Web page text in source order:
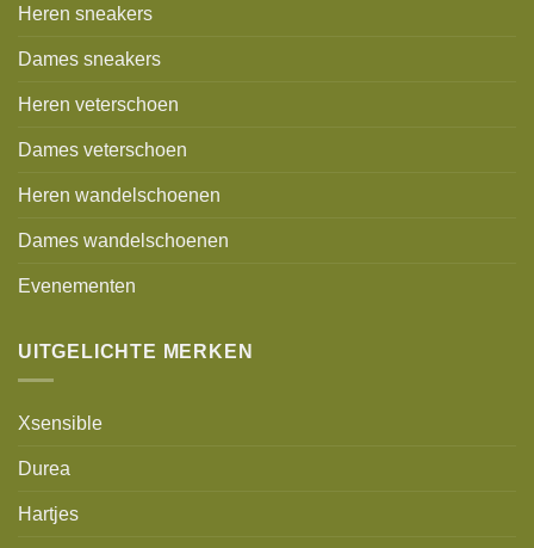
Heren sneakers
Dames sneakers
Heren veterschoen
Dames veterschoen
Heren wandelschoenen
Dames wandelschoenen
Evenementen
UITGELICHTE MERKEN
Xsensible
Durea
Hartjes